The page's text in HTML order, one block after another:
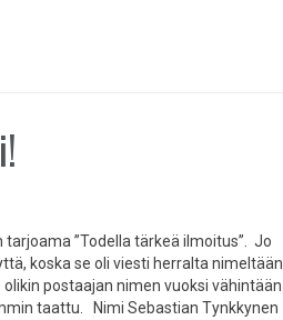
”Todella tärkeä ilmoitus”. Jo
koska se oli viesti herralta nimeltään
postaajan nimen vuoksi vähintään
taattu. Nimi Sebastian Tynkkynen